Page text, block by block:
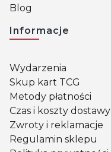
Blog
Informacje
Wydarzenia
Skup kart TCG
Metody płatności
Czas i koszty dostawy
Zwroty i reklamacje
Regulamin sklepu